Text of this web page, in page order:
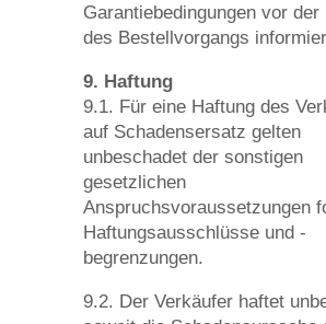
Garantiebedingungen vor der
des Bestellvorgangs
9. Haftung
9.1. Für eine Haftung des
auf Schadensersatz gelten
unbeschadet der sonstigen
gesetzlichen
Anspruchsvoraussetzungen
Haftungsausschlüsse und -
begrenzungen.
9.2. Der Verkäufer haftet